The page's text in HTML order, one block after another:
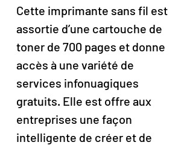
Cette imprimante sans fil est
assortie d’une cartouche de
toner de 700 pages et donne
accès à une variété de
services infonuagiques
gratuits. Elle est offre aux
entreprises une façon
intelligente de créer et de